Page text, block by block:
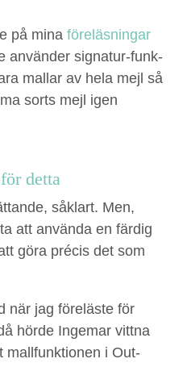
på minaföreläs­ningar
använ­der sig­natur-funk­
mal­lar av hela mejl så
sorts mejl igen
detta
såk­lart. Men,
att använ­da en färdig
göra pré­cis det som
när jag föreläste för
hörde Inge­mar vit­tna
mall­funk­tio­nen i Out­